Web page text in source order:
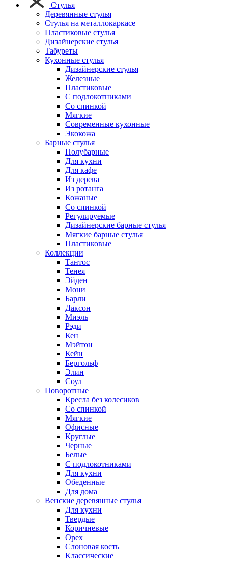
Стулья
Деревянные стулья
Стулья на металлокаркасе
Пластиковые стулья
Дизайнерские стулья
Табуреты
Кухонные стулья
Дизайнерские стулья
Железные
Пластиковые
С подлокотниками
Со спинкой
Мягкие
Современные кухонные
Экокожа
Барные стулья
Полубарные
Для кухни
Для кафе
Из дерева
Из ротанга
Кожаные
Со спинкой
Регулируемые
Дизайнерские барные стулья
Мягкие барные стулья
Пластиковые
Коллекции
Тантос
Тенея
Эйден
Мони
Барли
Даксон
Миэль
Рэди
Кен
Мэйтон
Кейн
Бергольф
Элин
Соул
Поворотные
Кресла без колесиков
Со спинкой
Мягкие
Офисные
Круглые
Черные
Белые
С подлокотниками
Для кухни
Обеденные
Для дома
Венские деревянные стулья
Для кухни
Твердые
Коричневые
Орех
Слоновая кость
Классические